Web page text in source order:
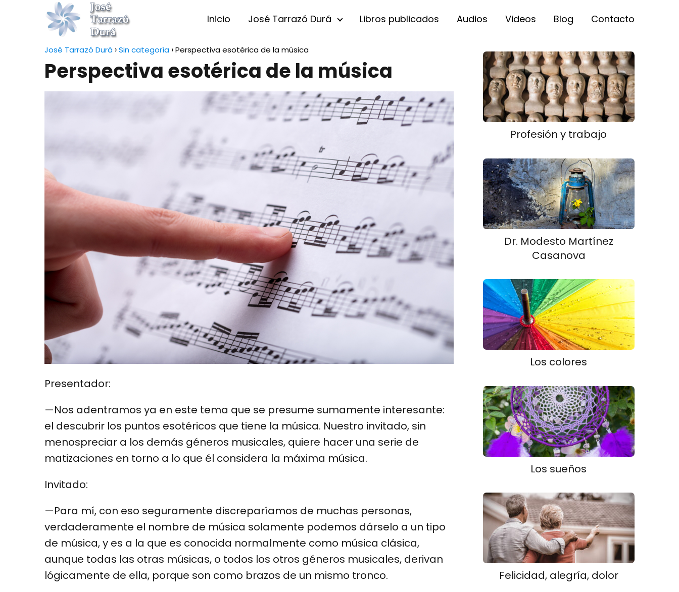
Inicio José Tarrazó Durá Libros publicados Audios Videos Blog Contacto
José Tarrazó Durá Sin categoría Perspectiva esotérica de la música
Perspectiva esotérica de la música
Presentador:
—Nos adentramos ya en este tema que se presume sumamente interesante:
el descubrir los puntos esotéricos que tiene la música. Nuestro invitado, sin
menospreciar a los demás géneros musicales, quiere hacer una serie de
matizaciones en torno a lo que él considera la máxima música.
Invitado:
—Para mí, con eso seguramente discreparíamos de muchas personas,
verdaderamente el nombre de música solamente podemos dárselo a un tipo
de música, y es a la que es conocida normalmente como música clásica,
aunque todas las otras músicas, o todos los otros géneros musicales, derivan
lógicamente de ella, porque son como brazos de un mismo tronco.
Profesión y trabajo
Dr. Modesto Martínez
Casanova
Los colores
Los sueños
Felicidad, alegría, dolor